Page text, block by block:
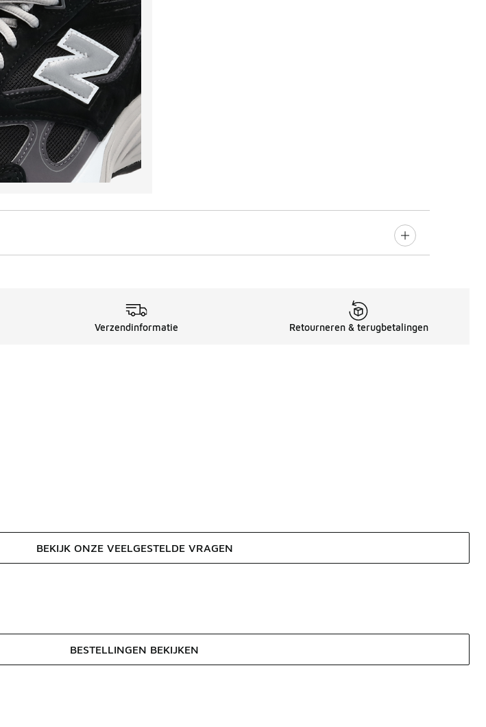
Verzendinformatie Retourneren & terugbetalingen
BEKIJK ONZE VEELGESTELDE VRAGEN
BESTELLINGEN BEKIJKEN